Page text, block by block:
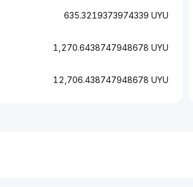
635.3219373974339 UYU
1,270.6438747948678 UYU
12,706.438747948678 UYU